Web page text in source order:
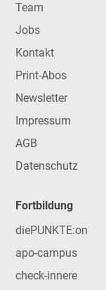
Team
Jobs
Kontakt
Print-Abos
Newsletter
Impressum
AGB
Datenschutz
Fortbildung
diePUNKTE:on
apo-campus
check-innere